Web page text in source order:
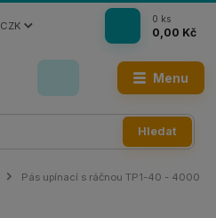
Menu
CZK
Hledat
0 ks
0,00 Kč
Pás upínací s ráčnou TP1-40 - 4000